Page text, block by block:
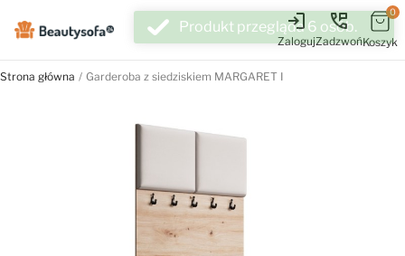
login
Zaloguj
perm_phone_msg
Zadzwoń
0
Koszyk
Strona główna Garderoba z siedziskiem MARGARET I